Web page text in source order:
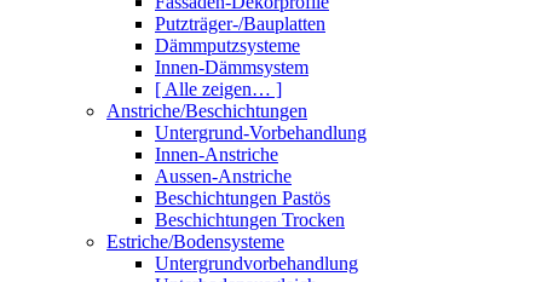
Putzträger-/Bauplatten
Dämmputzsysteme
Innen-Dämmsystem
[ Alle zeigen… ]
Anstriche/Beschichtungen
Untergrund-Vorbehandlung
Innen-Anstriche
Aussen-Anstriche
Beschichtungen Pastös
Beschichtungen Trocken
Estriche/Bodensysteme
Untergrundvorbehandlung